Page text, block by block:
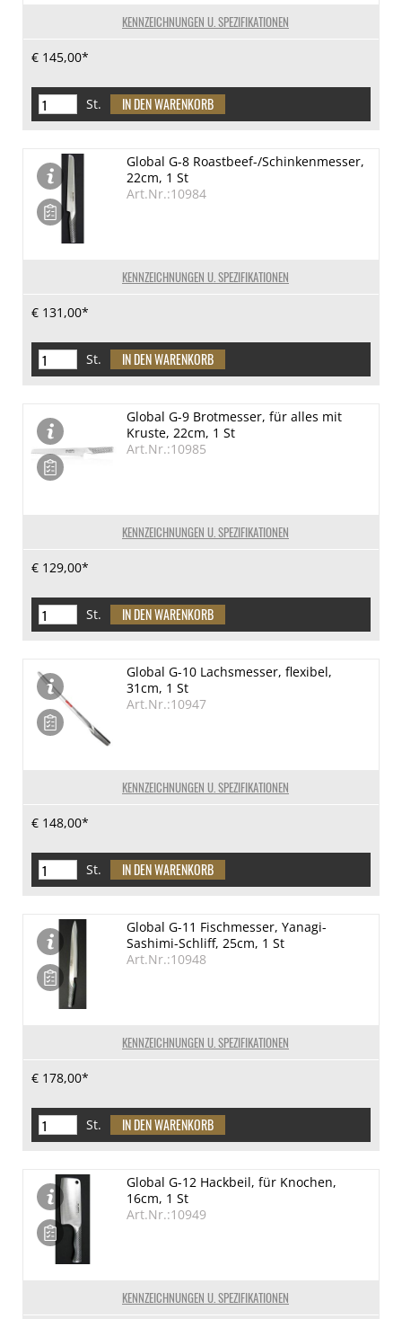
KENNZEICHNUNGEN U. SPEZIFIKATIONEN
€ 145,00*
St.
KENNZEICHNUNGEN U. SPEZIFIKATIONEN
Global G-8 Roastbeef-/Schinkenmesser,
22cm, 1 St
Art.Nr.:10984
€ 131,00*
St.
KENNZEICHNUNGEN U. SPEZIFIKATIONEN
Global G-9 Brotmesser, für alles mit
Kruste, 22cm, 1 St
Art.Nr.:10985
€ 129,00*
St.
KENNZEICHNUNGEN U. SPEZIFIKATIONEN
Global G-10 Lachsmesser, flexibel,
31cm, 1 St
Art.Nr.:10947
€ 148,00*
St.
KENNZEICHNUNGEN U. SPEZIFIKATIONEN
Global G-11 Fischmesser, Yanagi-
Sashimi-Schliff, 25cm, 1 St
Art.Nr.:10948
€ 178,00*
St.
KENNZEICHNUNGEN U. SPEZIFIKATIONEN
Global G-12 Hackbeil, für Knochen,
16cm, 1 St
Art.Nr.:10949